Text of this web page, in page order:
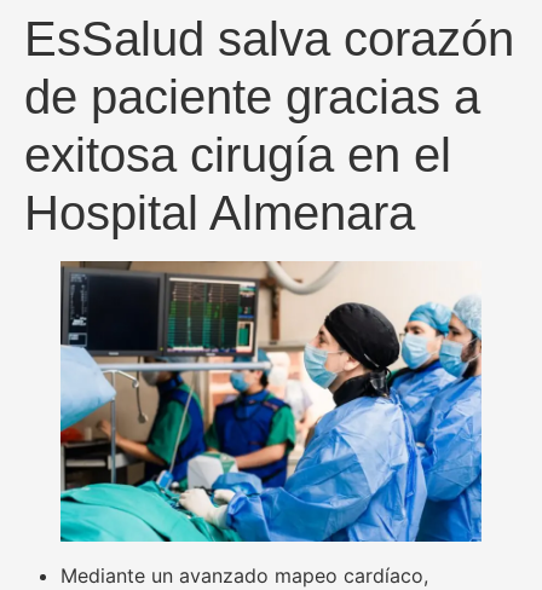
EsSalud salva corazón
de paciente gracias a
exitosa cirugía en el
Hospital Almenara
Mediante un avanzado mapeo cardíaco,